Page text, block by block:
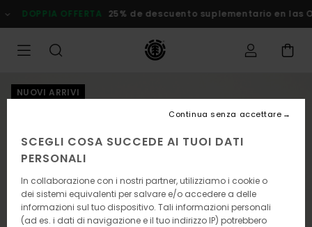
alle
informazioni
prodotto
DOPPIA OFFERTA 25% de descuento suplementario en
NUOVI ARRIVI
SCEGLI COSA SUCCEDE AI TUOI DATI
PERSONALI
In collaborazione con i nostri partner, utilizziamo i cookie o
dei sistemi equivalenti per salvare e/o accedere a delle
informazioni sul tuo dispositivo. Tali informazioni personali
(ad es. i dati di navigazione e il tuo indirizzo IP) potrebbero
Continua senza accettare